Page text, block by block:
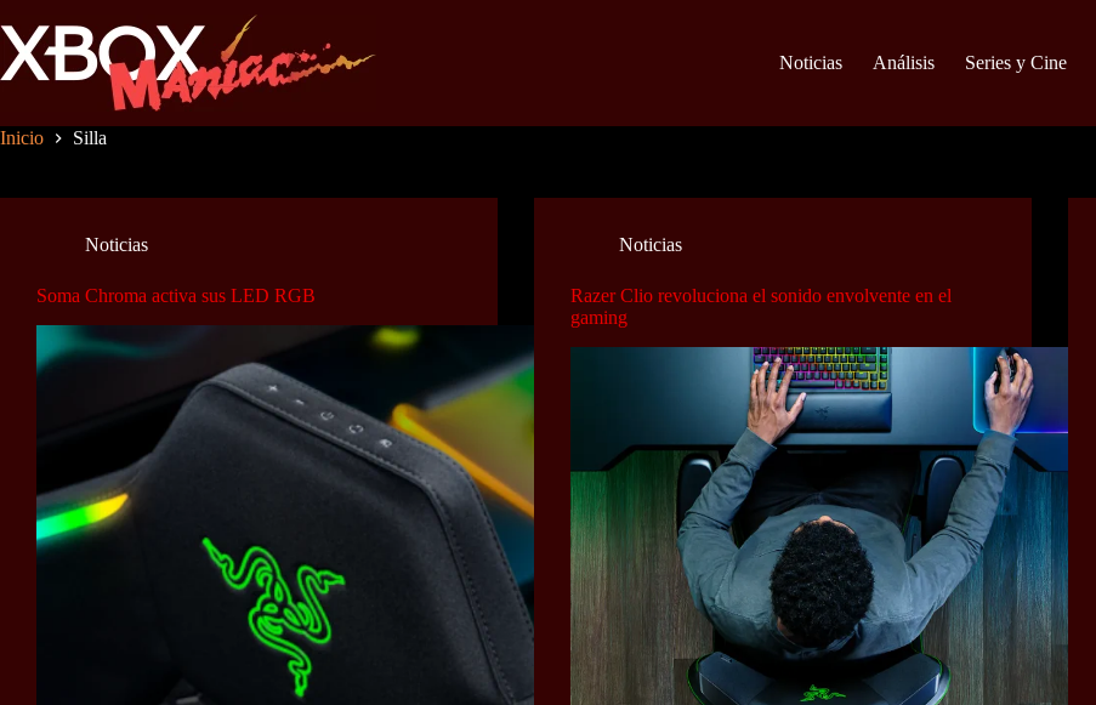
al
contenido
Noticias Análisis Series y Cine
Inicio Silla
Noticias
Soma Chroma activa sus LED RGB
Noticias
Razer Clio revoluciona el sonido envolvente en el
gaming